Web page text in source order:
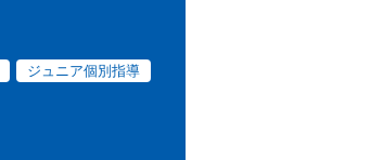
ジュニア個別指導